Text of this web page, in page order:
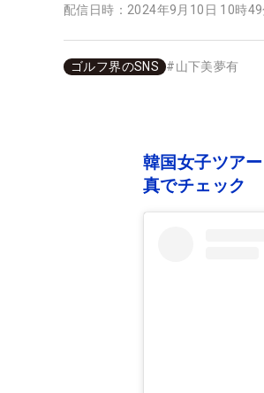
配信日時： 2024年9月10日 10時49
ゴルフ界のSNS #山下美夢有
韓国女子ツア
真でチェック